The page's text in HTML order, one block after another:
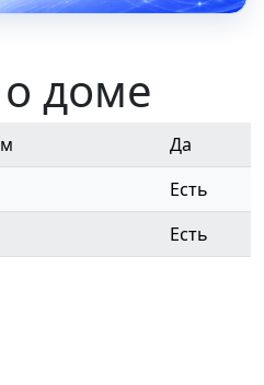
доме
Да
Есть
Есть